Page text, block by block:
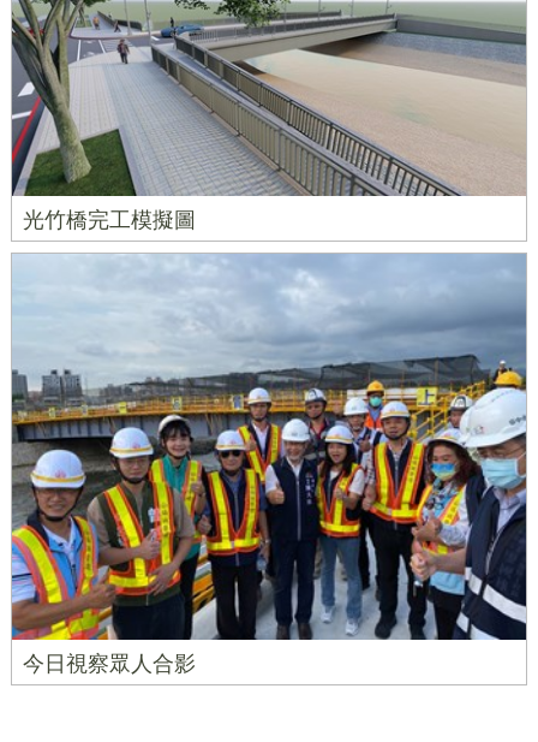
光竹橋完工模擬圖
今日視察眾人合影